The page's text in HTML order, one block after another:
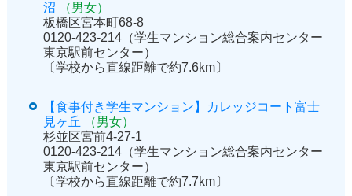
沼
（男女）
板橋区宮本町68-8
0120-423-214（学生マンション総合案内センター
東京駅前センター）
〔学校から直線距離で約7.6km〕
【食事付き学生マンション】カレッジコート富士
見ヶ丘
（男女）
杉並区宮前4-27-1
0120-423-214（学生マンション総合案内センター
東京駅前センター）
〔学校から直線距離で約7.7km〕